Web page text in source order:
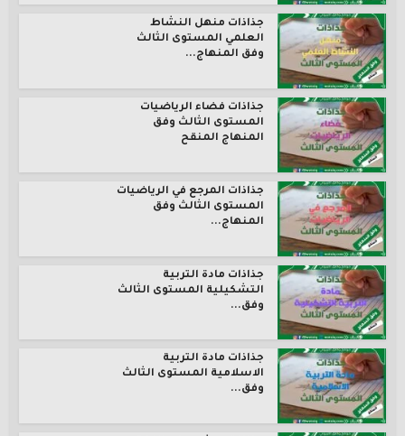
جذاذات منهل النشاط
العلمي المستوى الثالث
وفق المنهاج...
جذاذات فضاء الرياضيات
المستوى الثالث وفق
المنهاج المنقح
جذاذات المرجع في الرياضيات
المستوى الثالث وفق
المنهاج...
جذاذات مادة التربية
التشكيلية المستوى الثالث
وفق...
جذاذات مادة التربية
الاسلامية المستوى الثالث
وفق...